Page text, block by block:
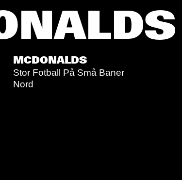
MCDONALDS
Stor Fotball På Små Baner
Nord